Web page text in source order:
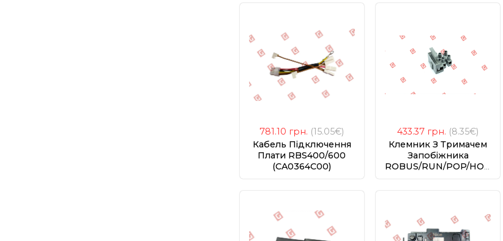
781.10 грн. (15.05€)
Кабель Підключення
Плати RBS400/600
(CA0364C00)
433.37 грн. (8.35€)
Клемник З Тримачем
Запобіжника
ROBUS/RUN/POP/HOPP